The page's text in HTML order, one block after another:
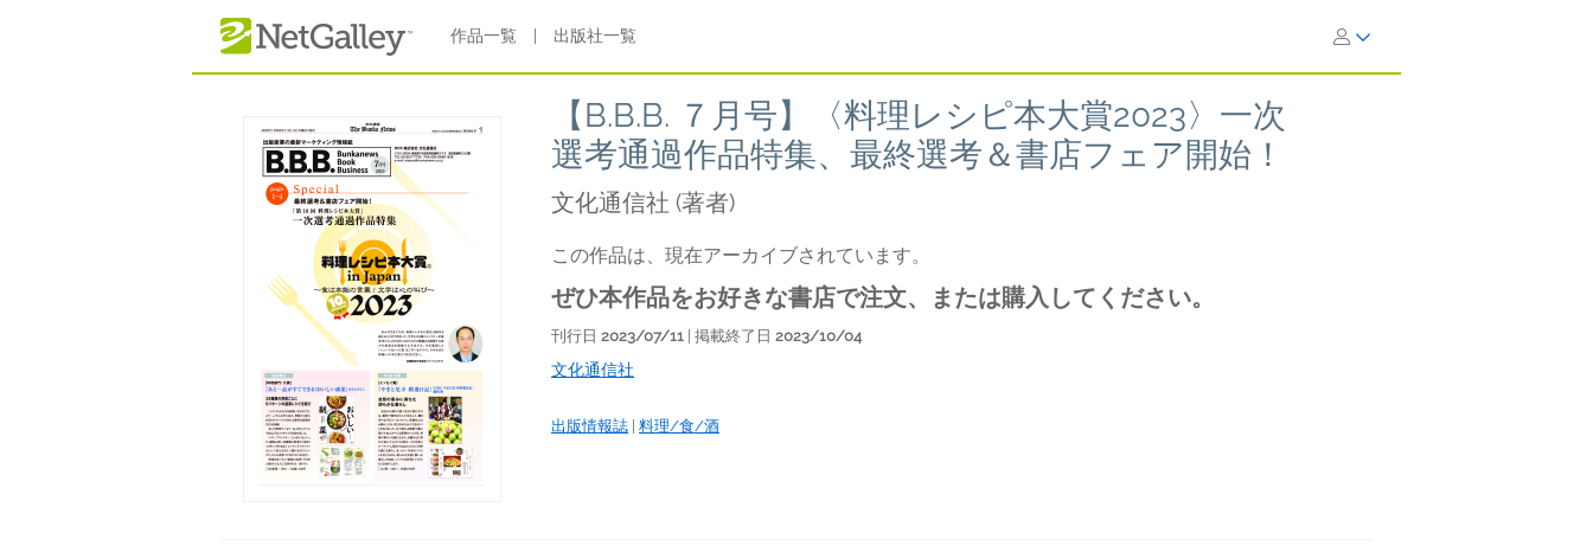
作品一覧 出版社一覧
【B.B.B. ７月号】〈料理レシピ本大賞2023〉一次
選考通過作品特集、最終選考＆書店フェア開始！
文化通信社 (著者)
この作品は、現在アーカイブされています。
ぜひ本作品をお好きな書店で注文、または購入してください。
刊行日 2023/07/11 | 掲載終了日 2023/10/04
文化通信社
出版情報誌 料理/食/酒